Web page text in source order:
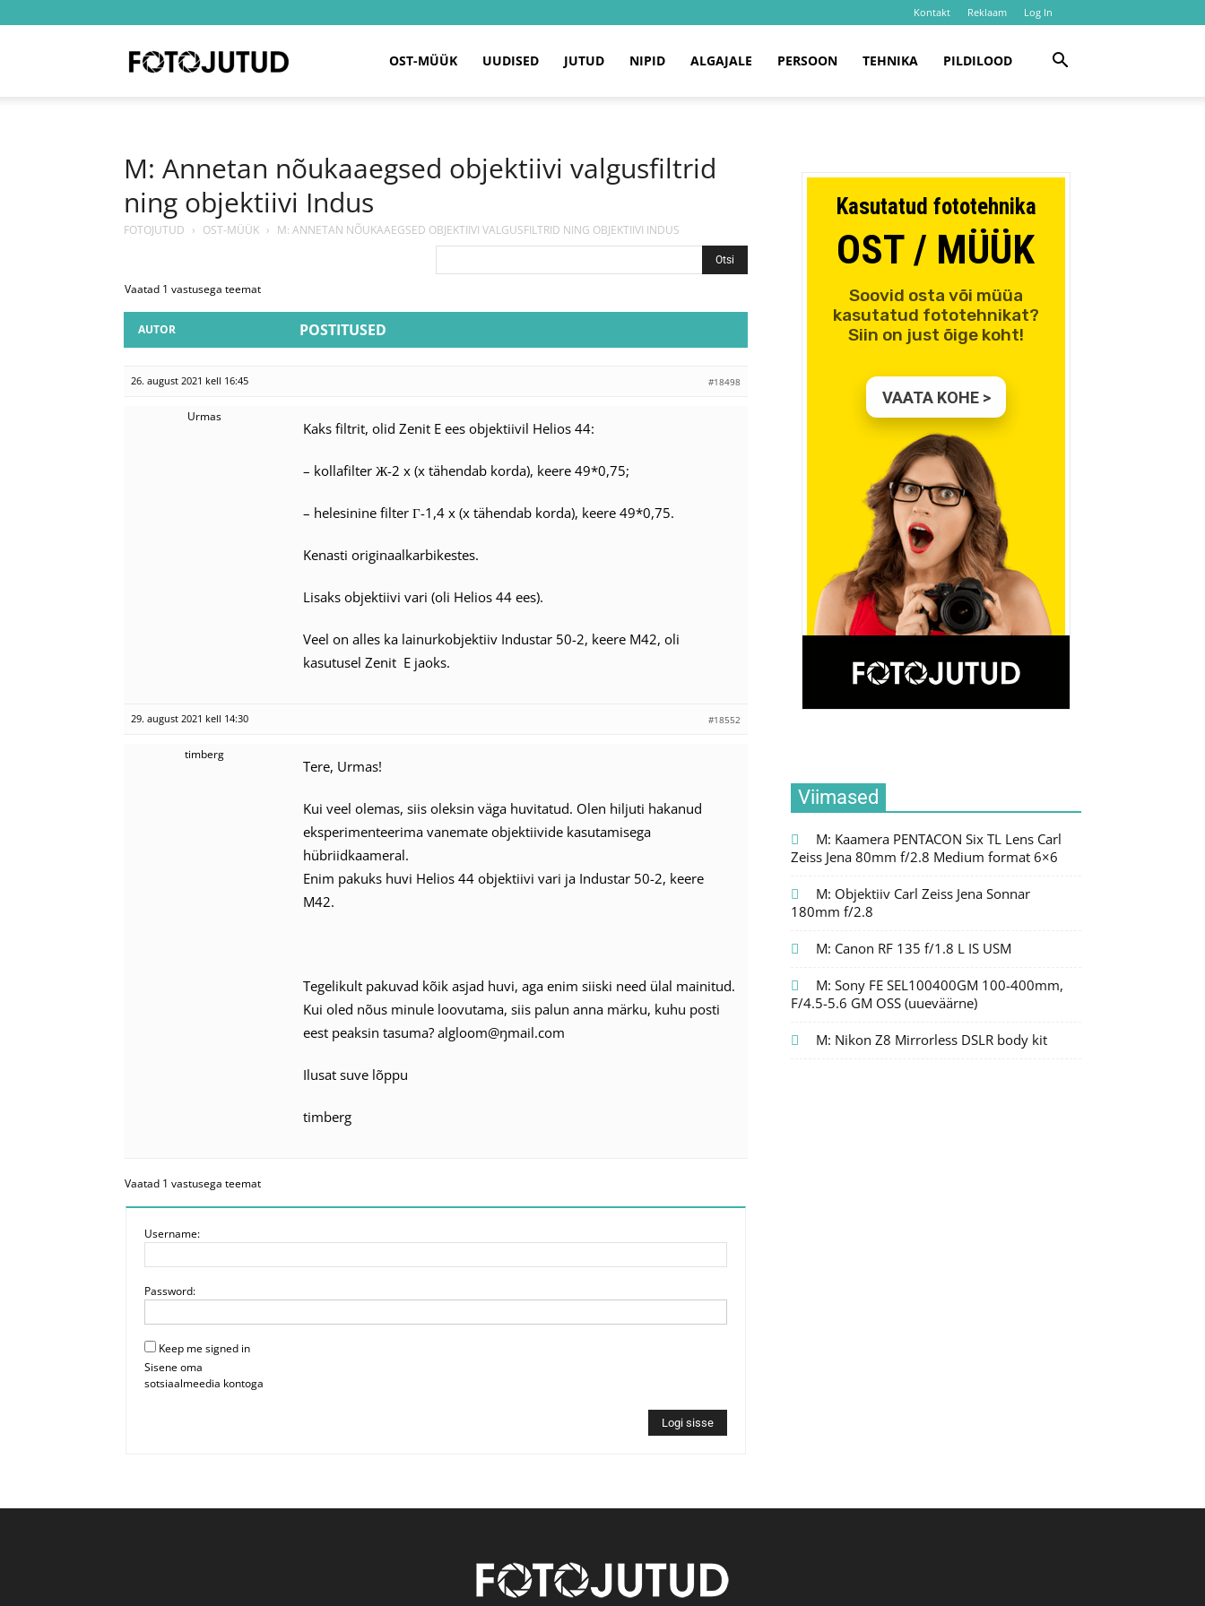
Kontakt Reklaam Log In
OST-MÜÜK UUDISED JUTUD NIPID ALGAJALE PERSOON TEHNIKA PILDILOOD
M: Annetan nõukaaegsed objektiivi valgusfiltrid
ning objektiivi Indus
FOTOJUTUD › OST-MÜÜK › M: ANNETAN NÕUKAAEGSED OBJEKTIIVI VALGUSFILTRID NING OBJEKTIIVI INDUS
Vaatad 1 vastusega teemat
AUTOR POSTITUSED
26. august 2021 kell 16:45 #18498
Urmas
Kaks filtrit, olid Zenit E ees objektiivil Helios 44:
– kollafilter Ж-2 x (x tähendab korda), keere 49*0,75;
– helesinine filter Г-1,4 x (x tähendab korda), keere 49*0,75.
Kenasti originaalkarbikestes.
Lisaks objektiivi vari (oli Helios 44 ees).
Veel on alles ka lainurkobjektiiv Industar 50-2, keere M42, oli
kasutusel Zenit E jaoks.
29. august 2021 kell 14:30 #18552
timberg
Tere, Urmas!
Kui veel olemas, siis oleksin väga huvitatud. Olen hiljuti hakanud
eksperimenteerima vanemate objektiivide kasutamisega
hübriidkaameral.
Enim pakuks huvi Helios 44 objektiivi vari ja Industar 50-2, keere
M42.
Tegelikult pakuvad kõik asjad huvi, aga enim siiski need ülal mainitud.
Kui oled nõus minule loovutama, siis palun anna märku, kuhu posti
eest peaksin tasuma? algloom@ŋmail.com
Ilusat suve lõppu
timberg
Vaatad 1 vastusega teemat
Username:
Password:
Keep me signed in
Sisene oma
sotsiaalmeedia kontoga
Logi sisse
Viimased
M: Kaamera PENTACON Six TL Lens Carl
Zeiss Jena 80mm f/2.8 Medium format 6×6
M: Objektiiv Carl Zeiss Jena Sonnar
180mm f/2.8
M: Canon RF 135 f/1.8 L IS USM
M: Sony FE SEL100400GM 100-400mm,
F/4.5-5.6 GM OSS (uueväärne)
M: Nikon Z8 Mirrorless DSLR body kit